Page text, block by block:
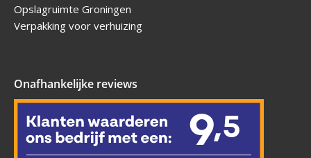
Opslagruimte Groningen
Verpakking voor verhuizing
Onafhankelijke reviews